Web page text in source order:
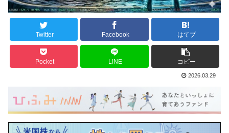
Twitter Facebook はてブ
Pocket LINE コピー
2026.03.29